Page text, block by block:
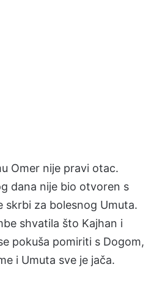
Omer nije pravi otac.
dana nije bio otvoren s
skrbi za bolesnog Umuta.
shvatila što Kajhan i
pokuša pomiriti s Dogom,
i Umuta sve je jača.